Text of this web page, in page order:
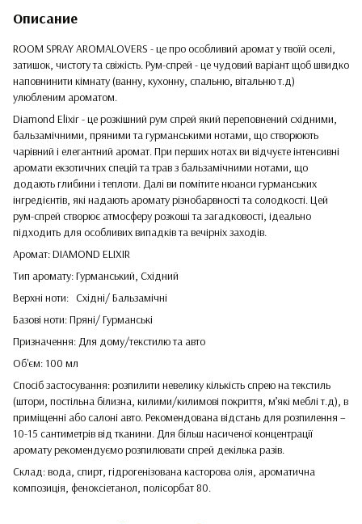
Описание
ROOM SPRAY AROMALOVERS - це про особливий аромат у твоїй оселі,
затишок, чистоту та свіжість. Рум-спрей - це чудовий варіант щоб швидко
наповнинити кімнату (ванну, кухонну, спальню, вітальню т.д)
улюбленим ароматом.
Diamond Elixir - це розкішний рум спрей який переповнений східними,
бальзамічними, пряними та гурманськими нотами, що створюють
чарівний і елегантний аромат. При перших нотах ви відчуєте інтенсивні
аромати екзотичних спецій та трав з бальзамічними нотами, що
додають глибини і теплоти. Далі ви помітите нюанси гурманських
інгредієнтів, які надають аромату різнобарвності та солодкості. Цей
рум-спрей створює атмосферу розкоші та загадковості, ідеально
підходить для особливих випадків та вечірніх заходів.
Аромат: DIAMOND ELIXIR
Тип аромату: Гурманський, Східний
Верхні ноти: Східні/ Бальзамічні
Базові ноти: Пряні/ Гурманські
Призначення: Для дому/текстилю та авто
Об'єм: 100 мл
Спосіб застосування: розпилити невелику кількість спрею на текстиль
(штори, постільна білизна, килими/килимові покриття, м’які меблі т.д), в
приміщенні або салоні авто. Рекомендована відстань для розпилення –
10-15 сантиметрів від тканини. Для більш насиченої концентрації
аромату рекомендуємо розпилювати спрей декілька разів.
Склад: вода, спирт, гідрогенізована касторова олія, ароматична
композиція, феноксіетанол, полісорбат 80.